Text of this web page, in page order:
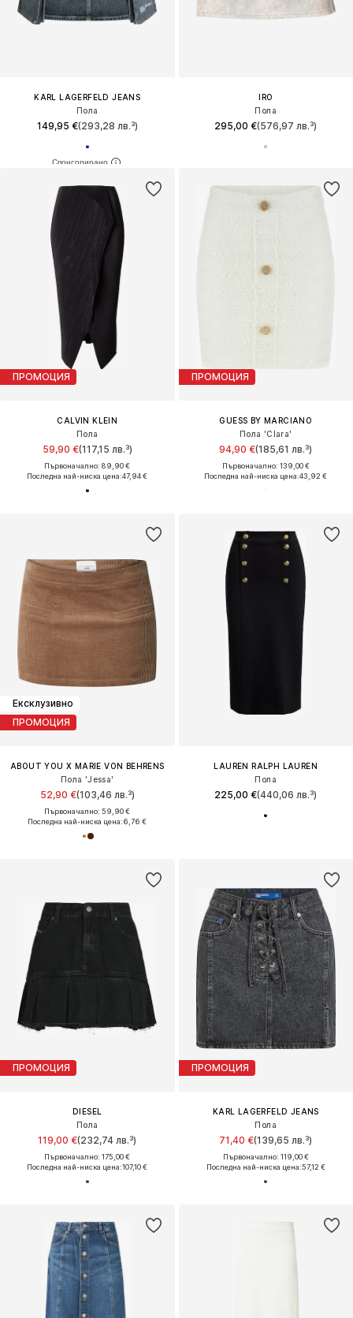
KARL LAGERFELD JEANS
Пола
149,95 €(293,28 лв.³)
IRO
Пола
295,00 €(576,97 лв.³)
ПРОМОЦИЯ
CALVIN KLEIN
Пола
59,90 €(117,15 лв.³)
Първоначално: 89,90 €
Последна най-ниска цена:47,94 €
ПРОМОЦИЯ
GUESS BY MARCIANO
Пола 'Clara'
94,90 €(185,61 лв.³)
Първоначално: 139,00 €
Последна най-ниска цена:43,92 €
Ексклузивно
ПРОМОЦИЯ
ABOUT YOU X MARIE VON BEHRENS
Пола 'Jessa'
52,90 €(103,46 лв.³)
Първоначално: 59,90 €
Последна най-ниска цена:6,76 €
LAUREN RALPH LAUREN
Пола
225,00 €(440,06 лв.³)
ПРОМОЦИЯ
DIESEL
Пола
119,00 €(232,74 лв.³)
Първоначално: 175,00 €
Последна най-ниска цена:107,10 €
ПРОМОЦИЯ
KARL LAGERFELD JEANS
Пола
71,40 €(139,65 лв.³)
Първоначално: 119,00 €
Последна най-ниска цена:57,12 €